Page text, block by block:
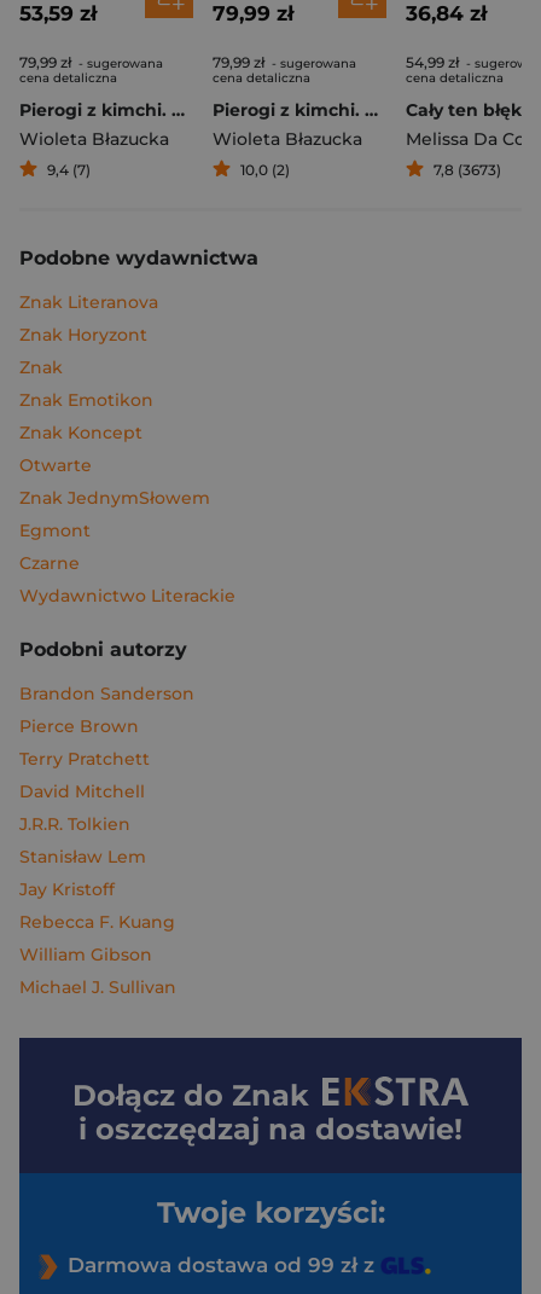
53,59 zł
79,99 zł - sugerowana
cena detaliczna
Pierogi z kimchi. Moje ulubione azjatyckie przepisy
Wioleta Błazucka
9,4 (7)
79,99 zł
79,99 zł - sugerowana
cena detaliczna
Pierogi z kimchi. Moje ulubione azjatyckie przepisy - książka z autografem
Wioleta Błazucka
10,0 (2)
36,84 zł
54,99 zł -
cena detaliczna
Cały ten błękit
Melissa Da
7,8 (3673)
Podobne wydawnictwa
Znak Literanova
Znak Horyzont
Znak
Znak Emotikon
Znak Koncept
Otwarte
Znak JednymSłowem
Egmont
Czarne
Wydawnictwo Literackie
Podobni autorzy
Brandon Sanderson
Pierce Brown
Terry Pratchett
David Mitchell
J.R.R. Tolkien
Stanisław Lem
Jay Kristoff
Rebecca F. Kuang
William Gibson
Michael J. Sullivan
Dołącz do Znak
i oszczędzaj na dostawie!
Twoje korzyści:
Darmowa dostawa od 99 zł z